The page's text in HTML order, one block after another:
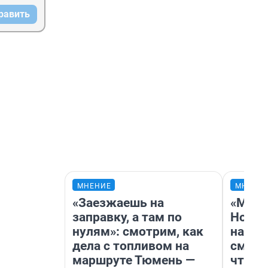
МНЕНИЕ
«Заезжаешь на
заправку, а там по
нулям»: смотрим, как
дела с топливом на
маршруте Тюмень —
«Мы